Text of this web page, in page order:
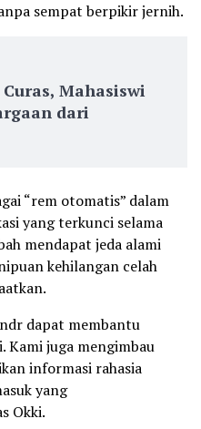
sempat berpikir jernih.
Mahasiswi
dari
“rem otomatis” dalam
yang terkunci selama
mendapat jeda alami
kehilangan celah
dapat membantu
Kami juga mengimbau
informasi rahasia
yang
Okki.